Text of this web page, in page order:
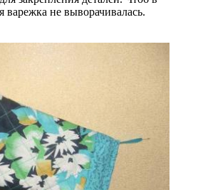
варежка не выворачивалась.